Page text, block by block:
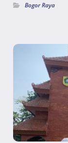
Bogor Raya